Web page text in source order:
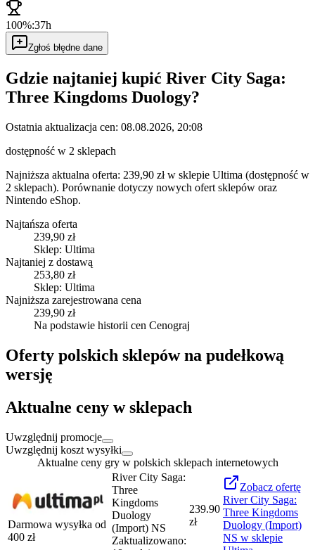
100%:37h
Zgłoś błędne dane
Gdzie najtaniej kupić River City Saga:
Three Kingdoms Duology?
Ostatnia aktualizacja cen: 08.08.2026, 20:08
dostępność w 2 sklepach
Najniższa aktualna oferta: 239,90 zł w sklepie Ultima (dostępność w
2 sklepach). Porównanie dotyczy nowych ofert sklepów oraz
Nintendo eShop.
Najtańsza oferta
239,90 zł
Sklep: Ultima
Najtaniej z dostawą
253,80 zł
Sklep: Ultima
Najniższa zarejestrowana cena
239,90 zł
Na podstawie historii cen Cenograj
Oferty polskich sklepów na pudełkową
wersję
Aktualne ceny w sklepach
Uwzględnij promocje
Uwzględnij koszt wysyłki
Aktualne ceny gry w polskich sklepach internetowych
Darmowa wysyłka od
400 zł
River City Saga:
Three
Kingdoms
Duology
(Import) NS
Zaktualizowano:
239.90
zł
Zobacz ofertę
River City Saga:
Three Kingdoms
Duology (Import)
NS w sklepie